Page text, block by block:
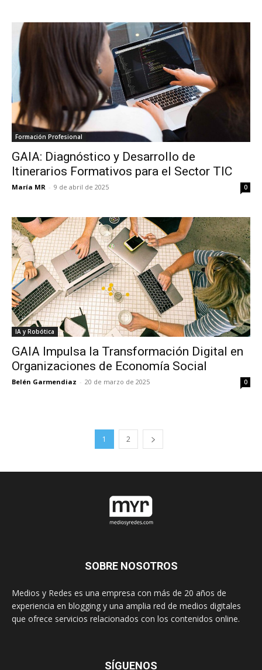
Formación Profesional
GAIA: Diagnóstico y Desarrollo de
Itinerarios Formativos para el Sector TIC
María MR - 9 de abril de 2025 0
IA y Robótica
GAIA Impulsa la Transformación Digital en
Organizaciones de Economía Social
Belén Garmendiaz - 20 de marzo de 2025 0
1 2
SOBRE NOSOTROS
Medios y Redes es una empresa con más de 20 años de
experiencia en blogging y una amplia red de medios digitales
que ofrece servicios relacionados con los contenidos online.
SÍGUENOS